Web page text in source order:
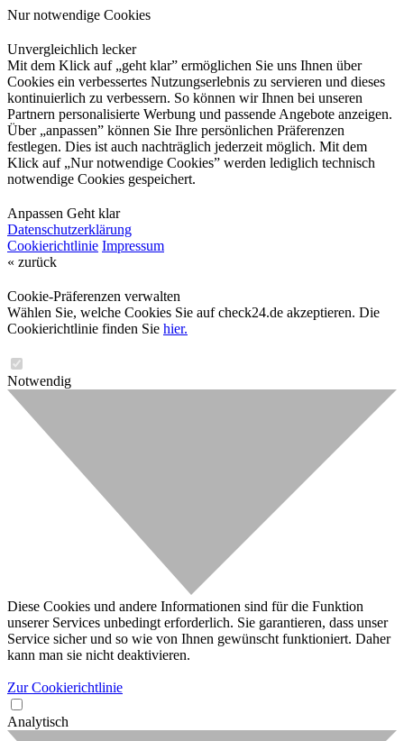
Nur notwendige Cookies
Unvergleichlich lecker
Mit dem Klick auf „geht klar” ermöglichen Sie uns Ihnen über
Cookies ein verbessertes Nutzungserlebnis zu servieren und dieses
kontinuierlich zu verbessern. So können wir Ihnen bei unseren
Partnern personalisierte Werbung und passende Angebote anzeigen.
Über „anpassen” können Sie Ihre persönlichen Präferenzen
festlegen. Dies ist auch nachträglich jederzeit möglich. Mit dem
Klick auf „Nur notwendige Cookies” werden lediglich technisch
notwendige Cookies gespeichert.
Anpassen Geht klar
Datenschutzerklärung
Cookierichtlinie Impressum
« zurück
Cookie-Präferenzen verwalten
Wählen Sie, welche Cookies Sie auf check24.de akzeptieren. Die
Cookierichtlinie finden Sie hier.
Notwendig
Diese Cookies und andere Informationen sind für die Funktion
unserer Services unbedingt erforderlich. Sie garantieren, dass unser
Service sicher und so wie von Ihnen gewünscht funktioniert. Daher
kann man sie nicht deaktivieren.
Zur Cookierichtlinie
Analytisch